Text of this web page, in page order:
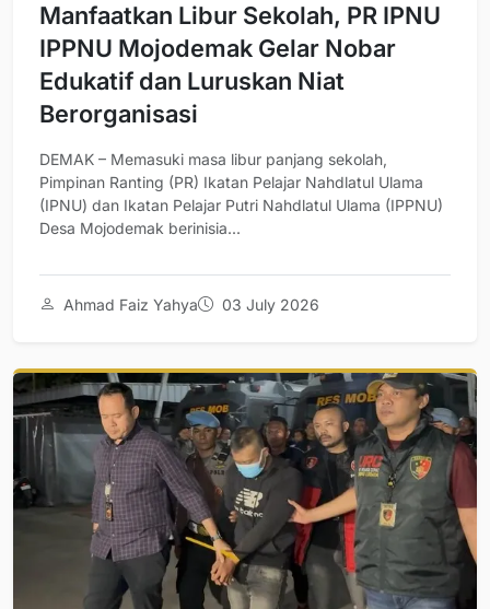
Manfaatkan Libur Sekolah, PR IPNU
IPPNU Mojodemak Gelar Nobar
Edukatif dan Luruskan Niat
Berorganisasi
DEMAK – Memasuki masa libur panjang sekolah,
Pimpinan Ranting (PR) Ikatan Pelajar Nahdlatul Ulama
(IPNU) dan Ikatan Pelajar Putri Nahdlatul Ulama (IPPNU)
Desa Mojodemak berinisia...
Ahmad Faiz Yahya 03 July 2026